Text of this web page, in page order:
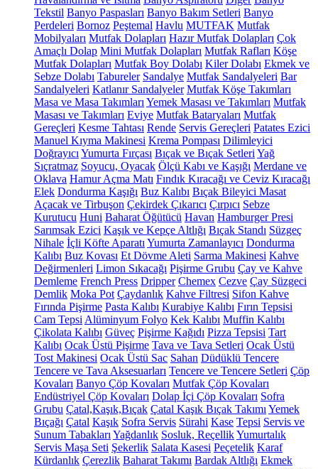
Tekstil Banyo Paspasları Banyo Bakım Setleri Banyo
Perdeleri Bornoz Peştemal Havlu MUTFAK Mutfak
Mobilyaları Mutfak Dolapları Hazır Mutfak Dolapları Çok
Amaçlı Dolap Mini Mutfak Dolapları Mutfak Rafları Köşe
Mutfak Dolapları Mutfak Boy Dolabı Kiler Dolabı Ekmek ve
Sebze Dolabı Tabureler Sandalye Mutfak Sandalyeleri Bar
Sandalyeleri Katlanır Sandalyeler Mutfak Köşe Takımları
Masa ve Masa Takımları Yemek Masası ve Takımları Mutfak
Masası ve Takımları Eviye Mutfak Bataryaları Mutfak
Gereçleri Kesme Tahtası Rende Servis Gereçleri Patates Ezici
Manuel Kıyma Makinesi Krema Pompası Dilimleyici
Doğrayıcı Yumurta Fırçası Bıçak ve Bıçak Setleri Yağ
Sıçratmaz Soyucu, Oyacak Ölçü Kabı ve Kaşığı Merdane ve
Oklava Hamur Açma Matı Fındık Kıracağı ve Ceviz Kıracağı
Elek Dondurma Kaşığı Buz Kalıbı Bıçak Bileyici Masat
Açacak ve Tirbuşon Çekirdek Çıkarıcı Çırpıcı Sebze
Kurutucu Huni Baharat Öğütücü Havan Hamburger Presi
Sarımsak Ezici Kaşık ve Kepçe Altlığı Bıçak Standı Süzgeç
Nihale İçli Köfte Aparatı Yumurta Zamanlayıcı Dondurma
Kalıbı Buz Kovası Et Dövme Aleti Sarma Makinesi Kahve
Değirmenleri Limon Sıkacağı Pişirme Grubu Çay ve Kahve
Demleme French Press Dripper Chemex Cezve Çay Süzgeci
Demlik Moka Pot Çaydanlık Kahve Filtresi Sifon Kahve
Fırında Pişirme Pasta Kalıbı Kurabiye Kalıbı Fırın Tepsisi
Cam Tepsi Alüminyum Folyo Kek Kalıbı Muffin Kalıbı
Çikolata Kalıbı Güveç Pişirme Kağıdı Pizza Tepsisi Tart
Kalıbı Ocak Üstü Pişirme Tava ve Tava Setleri Ocak Üstü
Tost Makinesi Ocak Üstü Sac Sahan Düdüklü Tencere
Tencere ve Tava Aksesuarları Tencere ve Tencere Setleri Çöp
Kovaları Banyo Çöp Kovaları Mutfak Çöp Kovaları
Endüstriyel Çöp Kovaları Dolap İçi Çöp Kovaları Sofra
Grubu Çatal,Kaşık,Bıçak Çatal Kaşık Bıçak Takımı Yemek
Bıçağı Çatal Kaşık Sofra Servis Sürahi Kase Tepsi Servis ve
Sunum Tabakları Yağdanlık Sosluk, ReçellikYumurtalık
Servis Maşa Seti Şekerlik Salata Kasesi Peçetelik Karaf
Kürdanlık Çerezlik Baharat Takımı Bardak Altlığı Ekmek